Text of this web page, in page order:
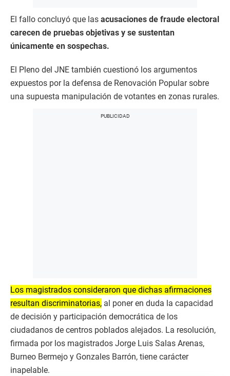
El fallo concluyó que las acusaciones de fraude electoral
carecen de pruebas objetivas y se sustentan
únicamente en sospechas.
El Pleno del JNE también cuestionó los argumentos
expuestos por la defensa de Renovación Popular sobre
una supuesta manipulación de votantes en zonas rurales.
Los magistrados consideraron que dichas afirmaciones
resultan discriminatorias, al poner en duda la capacidad
de decisión y participación democrática de los
ciudadanos de centros poblados alejados. La resolución,
firmada por los magistrados Jorge Luis Salas Arenas,
Burneo Bermejo y Gonzales Barrón, tiene carácter
inapelable.